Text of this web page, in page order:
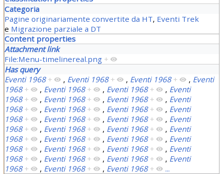
Categoria
Pagine originariamente convertite da HT, Eventi Trek
e Migrazione parziale a DT
Content properties
Attachment link
File:Menu-timelinereal.png +
Has query
Eventi 1968 + , Eventi 1968 + , Eventi 1968 + , Eventi
1968 + , Eventi 1968 + , Eventi 1968 + , Eventi
1968 + , Eventi 1968 + , Eventi 1968 + , Eventi
1968 + , Eventi 1968 + , Eventi 1968 + , Eventi
1968 + , Eventi 1968 + , Eventi 1968 + , Eventi
1968 + , Eventi 1968 + , Eventi 1968 + , Eventi
1968 + , Eventi 1968 + , Eventi 1968 + , Eventi
1968 + , Eventi 1968 + , Eventi 1968 + , Eventi
1968 + , Eventi 1968 + , Eventi 1968 + , Eventi
1968 + , Eventi 1968 + , Eventi 1968 +
...